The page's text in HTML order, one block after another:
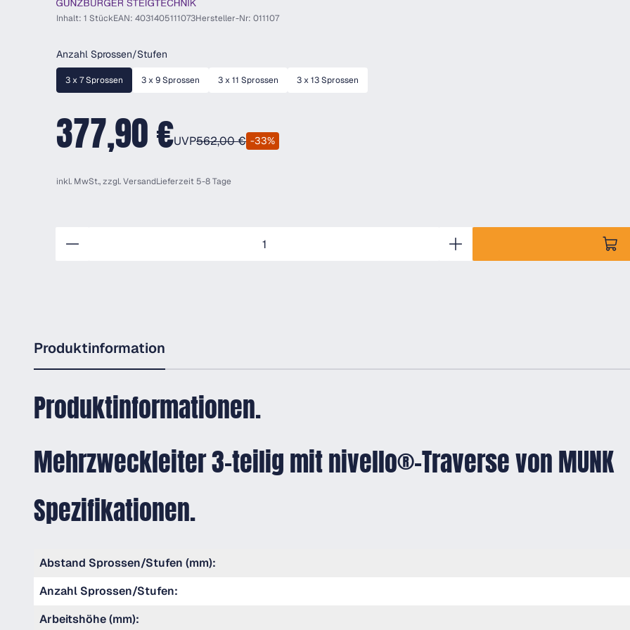
Inhalt: 1 StückEAN: 4031405111073Hersteller-Nr: 011107
Anzahl Sprossen/Stufen
3 x 7 Sprossen 3 x 9 Sprossen 3 x 11 Sprossen 3 x 13 Sprossen
377,90 €UVP562,00 € -33%
inkl. MwSt., zzgl.VersandLieferzeit 5-8 Tage
Produktinformation
Produktinformationen.
Mehrzweckleiter 3-teilig mit nivello®-Traverse von MUNK
Spezifikationen.
Abstand Sprossen/Stufen (mm):
Anzahl Sprossen/Stufen:
Arbeitshöhe (mm):